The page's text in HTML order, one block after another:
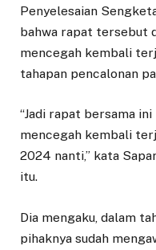
Penyelesaian
bahwa rapat tersebut
mencegah kembali
tahapan pencalonan
“Jadi rapat bersama
mencegah kembali
2024 nanti,” kata
itu.
Dia mengaku, dalam
pihaknya sudah